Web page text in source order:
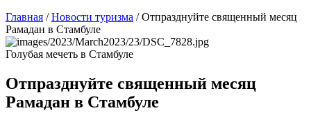
Главная /Новости туризма /Отпразднуйте священный месяц
Рамадан в Стамбуле
Голубая мечеть в Стамбуле
Отпразднуйте священный месяц
Рамадан в Стамбуле